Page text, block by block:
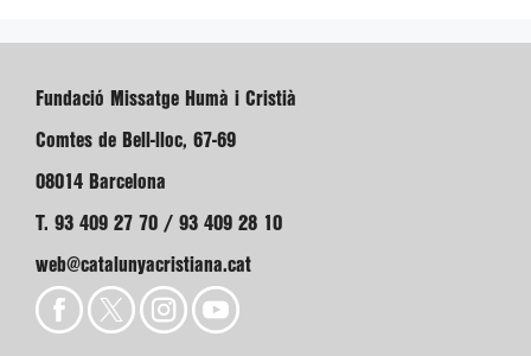
Fundació Missatge Humà i Cristià
Comtes de Bell-lloc, 67-69
08014 Barcelona
T. 93 409 27 70 / 93 409 28 10
web@catalunyacristiana.cat